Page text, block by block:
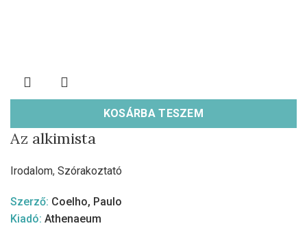
KOSÁRBA TESZEM
Az alkimista
Irodalom, Szórakoztató
Szerző: Coelho, Paulo
Kiadó: Athenaeum